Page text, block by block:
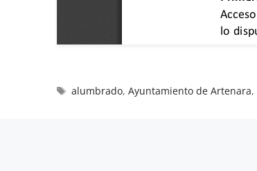
alumbrado,Ayuntamiento de Artenara,